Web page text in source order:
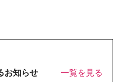
お知らせ
一覧を見る